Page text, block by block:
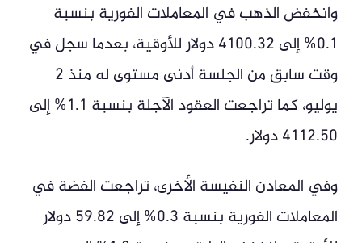
وانخفض الذهب في المعاملات الفورية بنسبة
0.1% إلى 4100.32 دولار للأوقية، بعدما سجل في
وقت سابق من الجلسة أدنى مستوى له منذ 2
يوليو، كما تراجعت العقود الآجلة بنسبة 1.1% إلى
4112.50 دولار.
وفي المعادن النفيسة الأخرى، تراجعت الفضة في
المعاملات الفورية بنسبة 0.3% إلى 59.82 دولار